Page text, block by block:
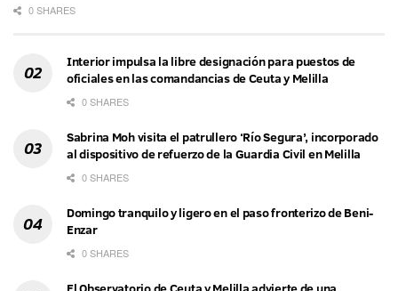
0 SHARES
Interior impulsa la libre designación para puestos de
oficiales en las comandancias de Ceuta y Melilla
0 SHARES
Sabrina Moh visita el patrullero ‘Río Segura’, incorporado
al dispositivo de refuerzo de la Guardia Civil en Melilla
0 SHARES
Domingo tranquilo y ligero en el paso fronterizo de Beni-
Enzar
0 SHARES